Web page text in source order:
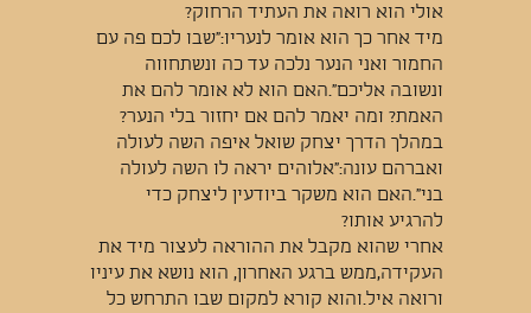
אולי הוא רואה את העתיד הרחוק?
מיד אחר כך הוא אומר לנעריו:"שבו לכם פה עם
החמור ואני הנער נלכה עד כה ונשתחווה
ונשובה אליכם".האם הוא לא אומר להם את
האמת? ומה יאמר להם אם יחזור בלי הנער?
במהלך הדרך יצחק שואל איפה השה לעולה
ואברהם עונה:"אלוהים יראה לו השה לעולה
בני".האם הוא משקר ביודעין ליצחק כדי
להרגיע אותו?
אחרי שהוא מקבל את ההוראה לעצור מיד את
העקידה,ממש ברגע האחרון, הוא נושא את עיניו
ורואה איל.והוא קורא למקום שבו התרחש כל